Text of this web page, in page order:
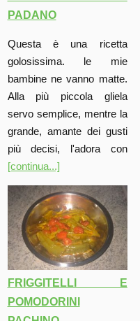
PADANO
Questa è una ricetta
golosissima. le mie
bambine ne vanno matte.
Alla più piccola gliela
servo semplice, mentre la
grande, amante dei gusti
più decisi, l'adora con
[continua...]
FRIGGITELLI E
POMODORINI